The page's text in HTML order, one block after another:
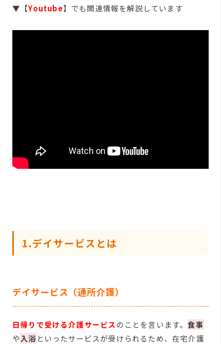
▼【Youtube】でも関連情報を解説しています
1.デイサービスとは
デイサービス（通所介護）
日帰りで受ける介護サービスのことを言います。食事
や入浴といったサービスが受けられるため、在宅介護